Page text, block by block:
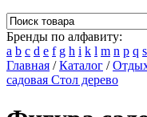
Бренды по алфавиту:
a b c d e f g h i k l m n p q s
Главная /Каталог /
садовая Стол дерево